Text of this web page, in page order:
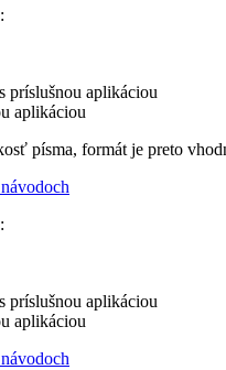
príslušnou aplikáciou
aplikáciou
písma, formát je preto
príslušnou aplikáciou
aplikáciou